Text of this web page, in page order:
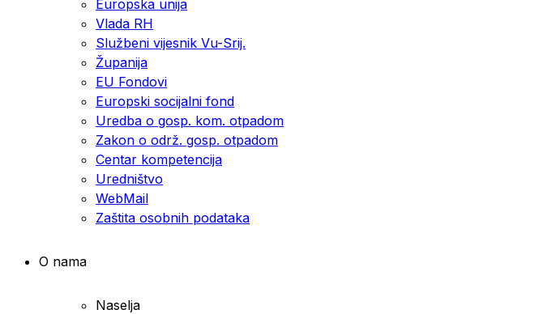
Europska unija
Vlada RH
Službeni vijesnik Vu-Srij.
Županija
EU Fondovi
Europski socijalni fond
Uredba o gosp. kom. otpadom
Zakon o održ. gosp. otpadom
Centar kompetencija
Uredništvo
WebMail
Zaštita osobnih podataka
O nama
Naselja